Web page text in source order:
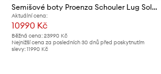
Semišové boty Proenza Schouler Lug Sole
Aktuální cena:
10990 Kč
Běžná cena: 23990 Kč
Nejnižší cena za posledních 30 dnů před poskytnutím
slevy: 11990 Kč